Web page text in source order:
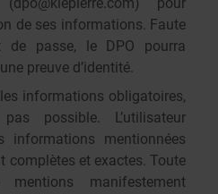
de ses informations. Faute
passe, le DPO pourra
preuve d’identité.
informations obligatoires,
possible. L’utilisateur
informations mentionnées
complètes et exactes. Toute
manifestement